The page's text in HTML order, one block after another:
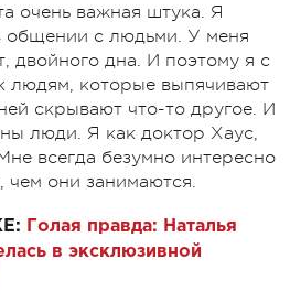
очень важная штука. Я
общении с людьми. У меня
двойного дна. И поэтому я с
людям, которые выпячивают
скрывают что-то другое. И
люди. Я как доктор Хаус,
всегда безумно интересно
чем они занимаются.
Голая правда: Наталья
в эксклюзивной